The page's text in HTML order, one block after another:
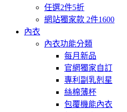
任選2件5折
網站獨家款 2件1600
內衣
內衣功能分類
每月新品
官網獨家自訂
專利副乳剋星
絲棉薄杯
包覆機能內衣